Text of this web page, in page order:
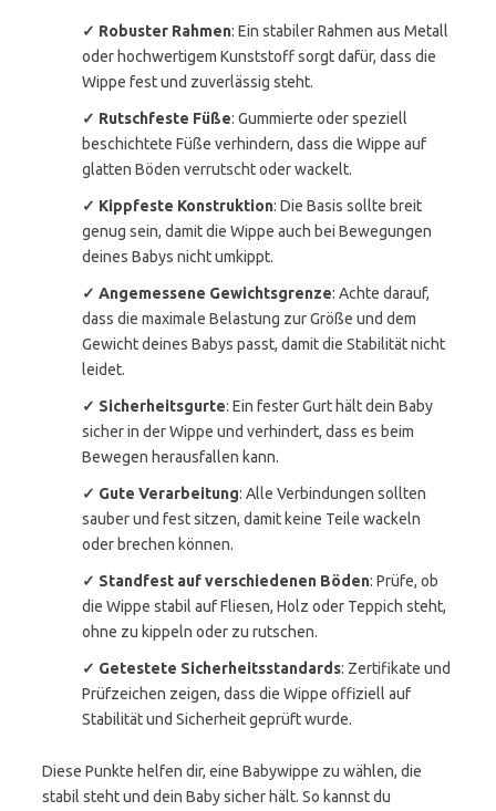
✓ Robuster Rahmen: Ein stabiler Rahmen aus Metall
oder hochwertigem Kunststoff sorgt dafür, dass die
Wippe fest und zuverlässig steht.
✓ Rutschfeste Füße: Gummierte oder speziell
beschichtete Füße verhindern, dass die Wippe auf
glatten Böden verrutscht oder wackelt.
✓ Kippfeste Konstruktion: Die Basis sollte breit
genug sein, damit die Wippe auch bei Bewegungen
deines Babys nicht umkippt.
✓ Angemessene Gewichtsgrenze: Achte darauf,
dass die maximale Belastung zur Größe und dem
Gewicht deines Babys passt, damit die Stabilität nicht
leidet.
✓ Sicherheitsgurte: Ein fester Gurt hält dein Baby
sicher in der Wippe und verhindert, dass es beim
Bewegen herausfallen kann.
✓ Gute Verarbeitung: Alle Verbindungen sollten
sauber und fest sitzen, damit keine Teile wackeln
oder brechen können.
✓ Standfest auf verschiedenen Böden: Prüfe, ob
die Wippe stabil auf Fliesen, Holz oder Teppich steht,
ohne zu kippeln oder zu rutschen.
✓ Getestete Sicherheitsstandards: Zertifikate und
Prüfzeichen zeigen, dass die Wippe offiziell auf
Stabilität und Sicherheit geprüft wurde.
Diese Punkte helfen dir, eine Babywippe zu wählen, die
stabil steht und dein Baby sicher hält. So kannst du